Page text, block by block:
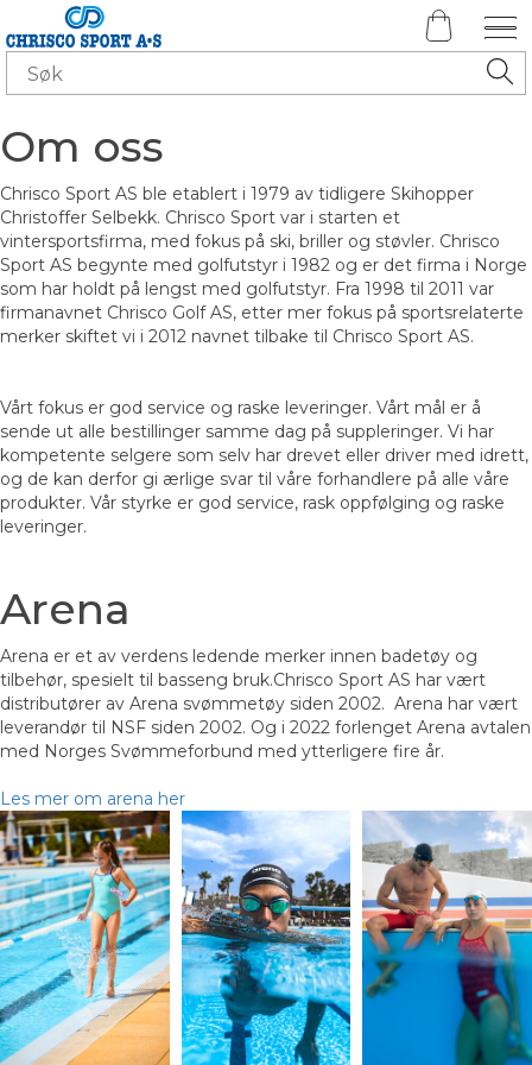
Om oss
Chrisco Sport AS ble etablert i 1979 av tidligere Skihopper
Christoffer Selbekk. Chrisco Sport var i starten et
vintersportsfirma, med fokus på ski, briller og støvler. Chrisco
Sport AS begynte med golfutstyr i 1982 og er det firma i Norge
som har holdt på lengst med golfutstyr. Fra 1998 til 2011 var
firmanavnet Chrisco Golf AS, etter mer fokus på sportsrelaterte
merker skiftet vi i 2012 navnet tilbake til Chrisco Sport AS.
Vårt fokus er god service og raske leveringer. Vårt mål er å
sende ut alle bestillinger samme dag på suppleringer. Vi har
kompetente selgere som selv har drevet eller driver med idrett,
og de kan derfor gi ærlige svar til våre forhandlere på alle våre
produkter. Vår styrke er god service, rask oppfølging og raske
leveringer.
Arena
Arena er et av verdens ledende merker innen badetøy og
tilbehør, spesielt til basseng bruk.Chrisco Sport AS har vært
distributører av Arena svømmetøy siden 2002. Arena har vært
leverandør til NSF siden 2002. Og i 2022 forlenget Arena avtalen
med Norges Svømmeforbund med ytterligere fire år.
Les mer om arena her